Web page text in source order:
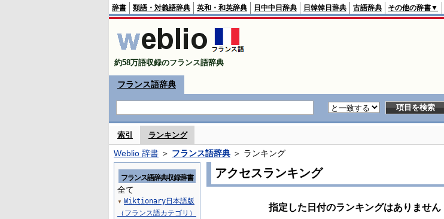
辞書 類語・対義語辞典 英和・和英辞典 日中中日辞典 日韓韓日辞典 古語辞典 その他の辞書▼
約58万語収録のフランス語辞典
フランス語辞典
索引 ランキング
Weblio 辞書 ＞ フランス語辞典 ＞ ランキング
アクセスランキング
指定した日付のランキングはありません
フランス語辞典収録辞書
全て
▼ Wiktionary日本語版
（フランス語カテゴリ）